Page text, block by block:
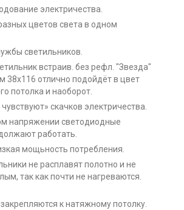
электричества.
цветов света в одном
светильников.
встраив. без рефл. "Звезда"
38x116 отлично подойдёт в цвет
потолка и наоборот.
скачков электричества.
напряжении светодиодные
работать.
мощьность потребления.
не расплавят полотно и не
так как почти не нагреваются.
к натяжному потолку.